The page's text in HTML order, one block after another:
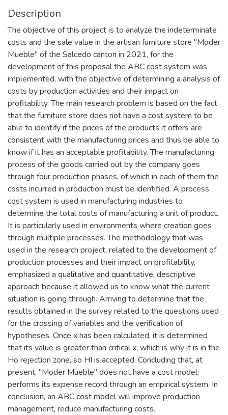
Description
The objective of this project is to analyze the indeterminate
costs and the sale value in the artisan furniture store "Moder
Mueble" of the Salcedo canton in 2021, for the
development of this proposal the ABC cost system was
implemented, with the objective of determining a analysis of
costs by production activities and their impact on
profitability. The main research problem is based on the fact
that the furniture store does not have a cost system to be
able to identify if the prices of the products it offers are
consistent with the manufacturing prices and thus be able to
know if it has an acceptable profitability. The manufacturing
process of the goods carried out by the company goes
through four production phases, of which in each of them the
costs incurred in production must be identified. A process
cost system is used in manufacturing industries to
determine the total costs of manufacturing a unit of product.
It is particularly used in environments where creation goes
through multiple processes. The methodology that was
used in the research project, related to the development of
production processes and their impact on profitability,
emphasized a qualitative and quantitative, descriptive
approach because it allowed us to know what the current
situation is going through. Arriving to determine that the
results obtained in the survey related to the questions used
for the crossing of variables and the verification of
hypotheses. Once x has been calculated, it is determined
that its value is greater than critical x, which is why it is in the
Ho rejection zone, so HI is accepted. Concluding that, at
present, "Moder Mueble" does not have a cost model;
performs its expense record through an empirical system. In
conclusion, an ABC cost model will improve production
management, reduce manufacturing costs.